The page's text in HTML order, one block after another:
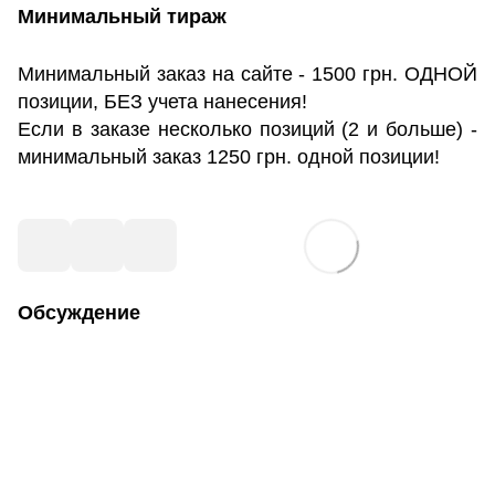
Минимальный тираж
Минимальный заказ на сайте - 1500 грн. ОДНОЙ
позиции, БЕЗ учета нанесения!
Если в заказе несколько позиций (2 и больше) -
минимальный заказ 1250 грн. одной позиции!
Обсуждение